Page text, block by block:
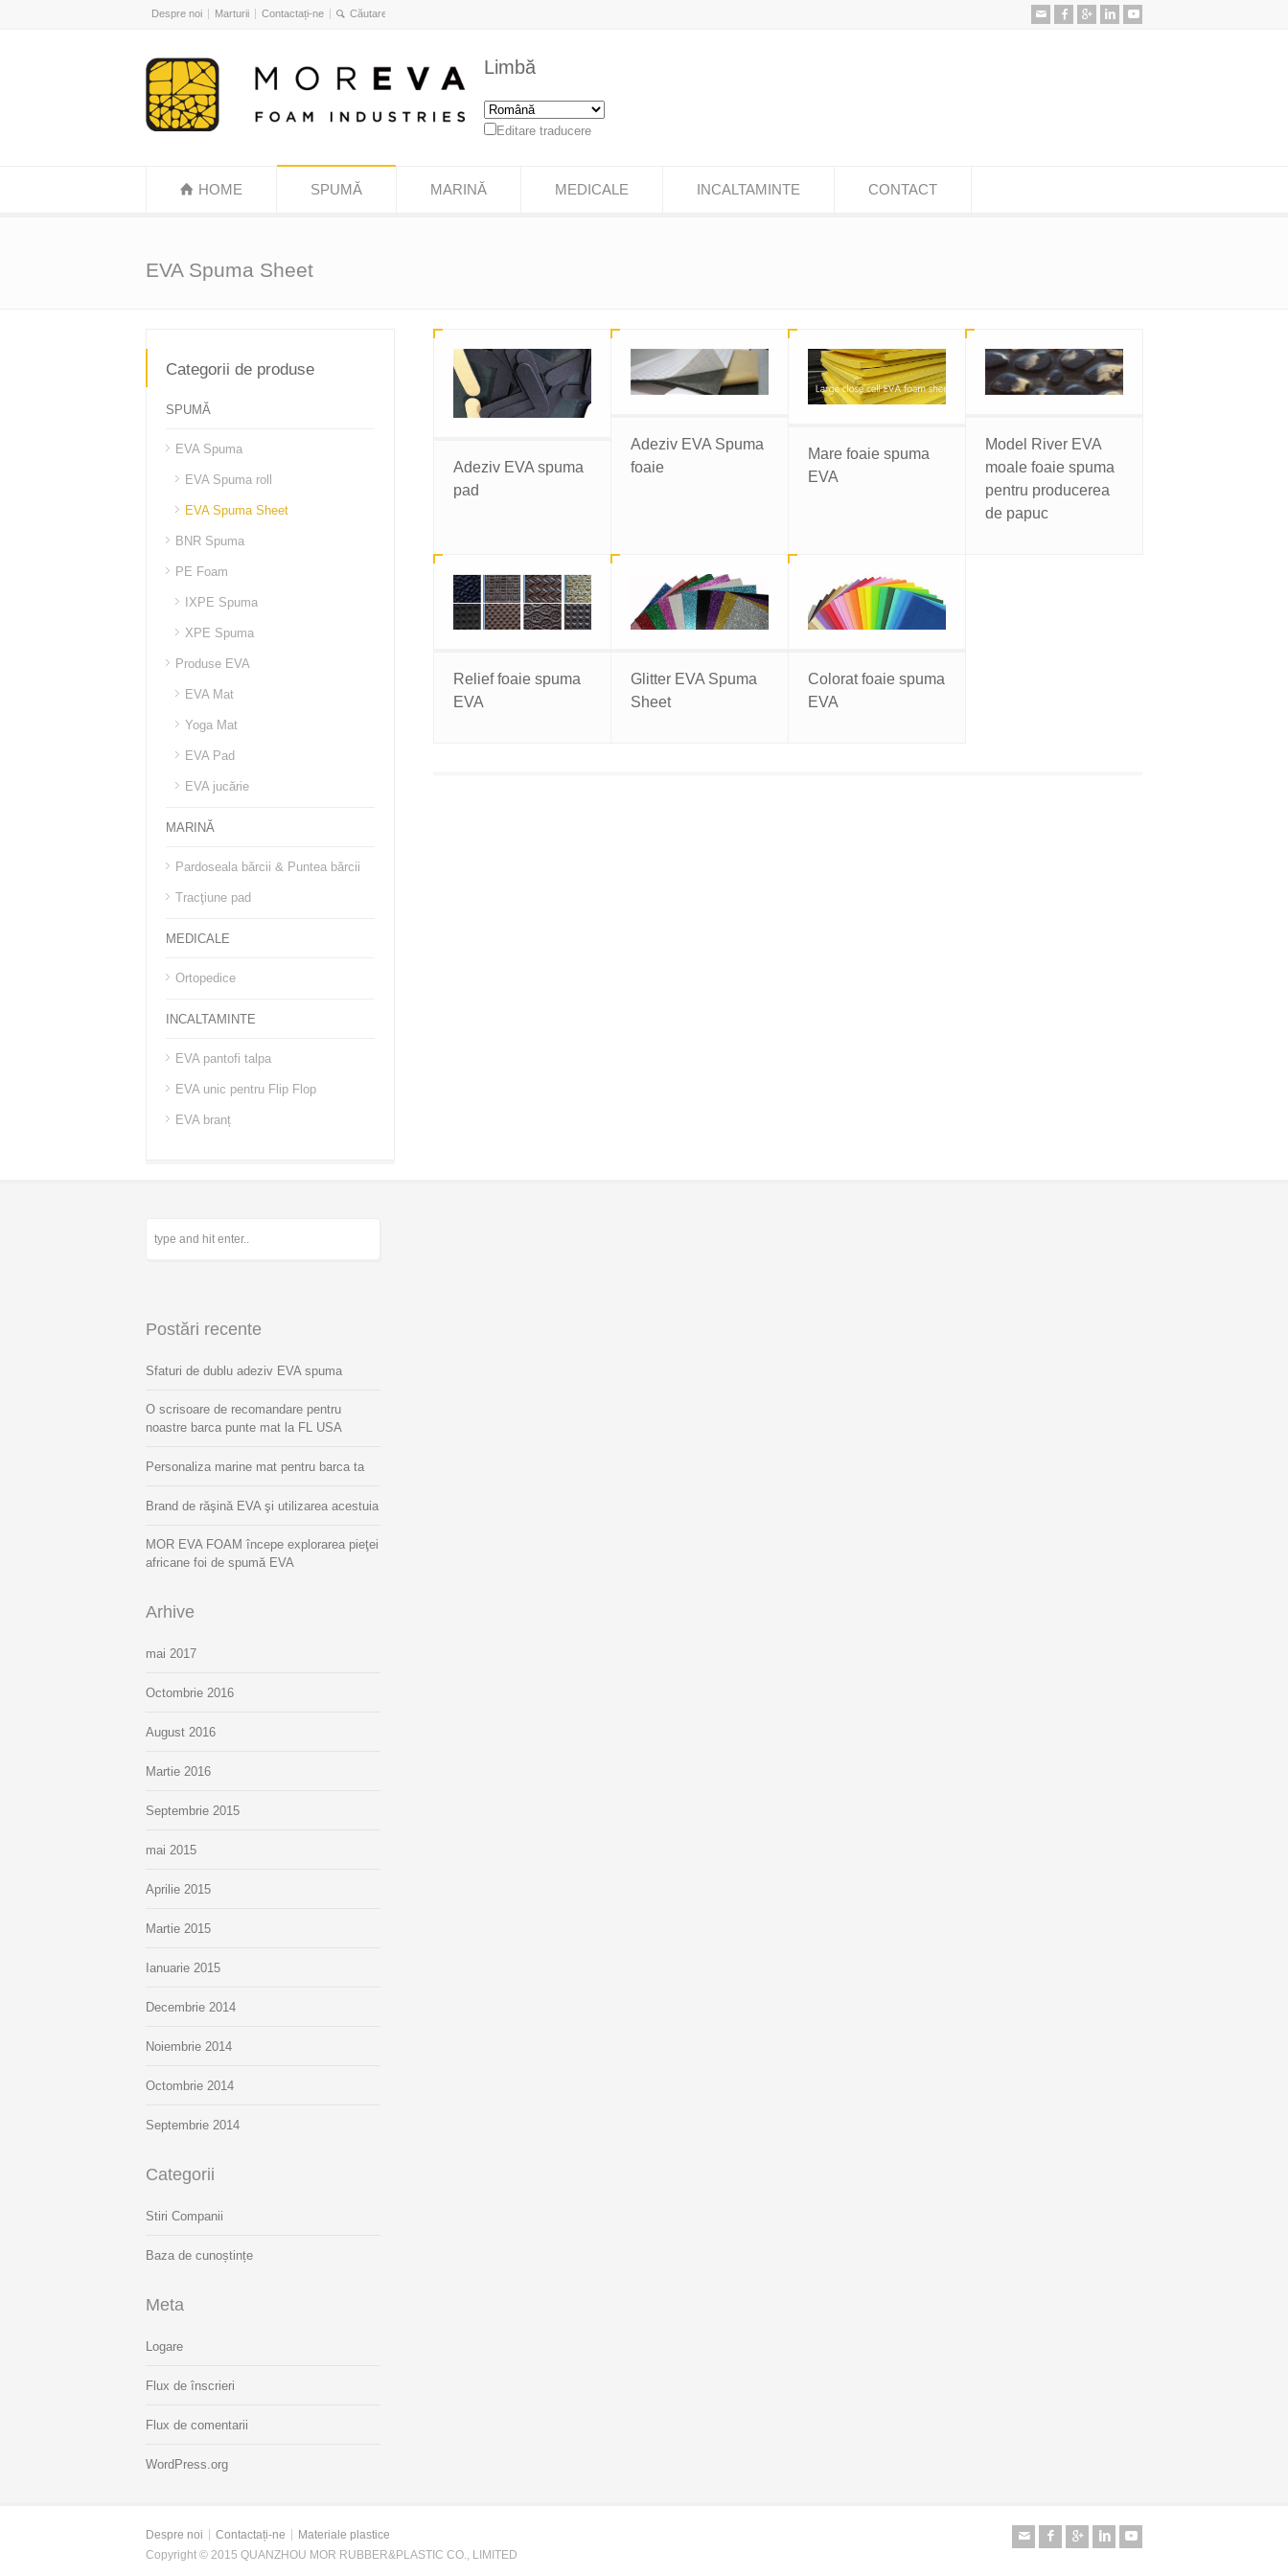
Despre noi Marturii Contactați-ne
Limbă
Editare traducere
HOME SPUMĂ MARINĂ MEDICALE INCALTAMINTE CONTACT
EVA Spuma Sheet
Adeziv EVA spuma
pad
Adeziv EVA Spuma
foaie
Mare foaie spuma
EVA
Model River EVA
moale foaie spuma
pentru producerea
de papuc
Relief foaie spuma
EVA
Glitter EVA Spuma
Sheet
Colorat foaie spuma
EVA
Categorii de produse
SPUMĂ
EVA Spuma
EVA Spuma roll
EVA Spuma Sheet
BNR Spuma
PE Foam
IXPE Spuma
XPE Spuma
Produse EVA
EVA Mat
Yoga Mat
EVA Pad
EVA jucărie
MARINĂ
Pardoseala bărcii & Puntea bărcii
Tracţiune pad
MEDICALE
Ortopedice
INCALTAMINTE
EVA pantofi talpa
EVA unic pentru Flip Flop
EVA branț
Postări recente
Sfaturi de dublu adeziv EVA spuma
O scrisoare de recomandare pentru
noastre barca punte mat la FL USA
Personaliza marine mat pentru barca ta
Brand de răşină EVA şi utilizarea acestuia
MOR EVA FOAM începe explorarea pieţei
africane foi de spumă EVA
Arhive
mai 2017
Octombrie 2016
August 2016
Martie 2016
Septembrie 2015
mai 2015
Aprilie 2015
Martie 2015
Ianuarie 2015
Decembrie 2014
Noiembrie 2014
Octombrie 2014
Septembrie 2014
Categorii
Stiri Companii
Baza de cunoștințe
Meta
Logare
Flux de înscrieri
Flux de comentarii
WordPress.org
Despre noi Contactați-ne
Materiale plastice
Copyright © 2015 QUANZHOU MOR RUBBER&PLASTIC CO., LIMITED